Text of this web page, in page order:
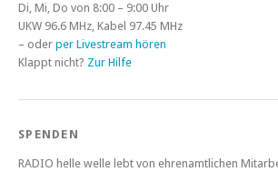
Di, Mi, Do von 8:00 – 9:00 Uhr
UKW 96.6 MHz, Kabel 97.45 MHz
– oder per Livestream hören
Klappt nicht? Zur Hilfe
SPENDEN
RADIO helle welle lebt von ehrenamtlichen